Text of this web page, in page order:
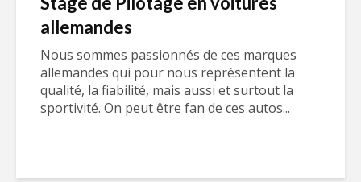
allemandes
Nous sommes passionnés de ces marques
allemandes qui pour nous représentent la
qualité, la fiabilité, mais aussi et surtout la
sportivité. On peut être fan de ces autos...